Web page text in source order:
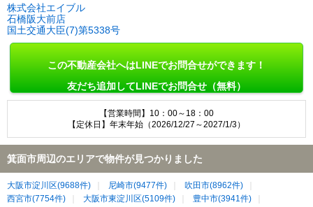
株式会社エイブル
石橋阪大前店
国土交通大臣(7)第5338号
この不動産会社へはLINEでお問合せができます！
友だち追加してLINEでお問合せ（無料）
【営業時間】10：00～18：00
【定休日】年末年始（2026/12/27～2027/1/3）
箕面市周辺のエリアで物件が見つかりました
大阪市淀川区(9688件) 尼崎市(9477件)
吹田市(8962件)
西宮市(7754件)
大阪市東淀川区(5109件)
豊中市(3941件)